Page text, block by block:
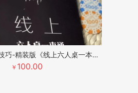
中扑德州&扑克技巧-精装版《线上六人桌一本通》
￥ 100.00